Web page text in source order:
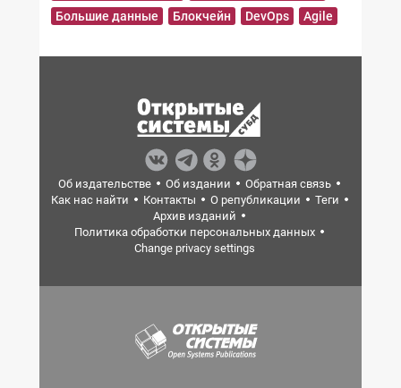
Большие данные
Блокчейн DevOps Agile
Об издательстве Об издании
Обратная связь
Как нас найти
Контакты О републикации
Теги
Архив изданий
Политика обработки персональных данных
Change privacy settings